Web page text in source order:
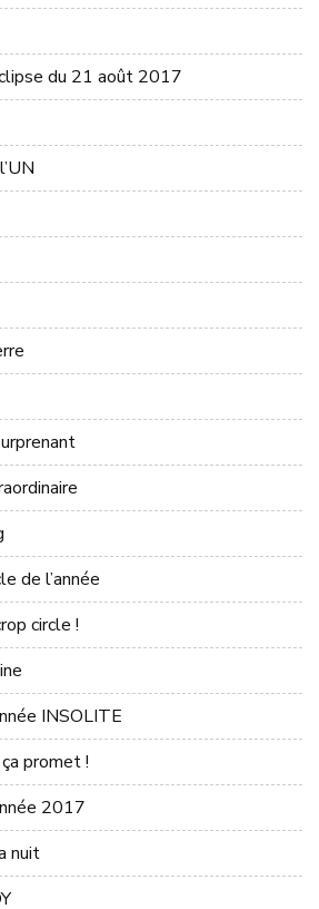
du 21 août 2017
de l’année
circle !
INSOLITE
promet !
2017
nuit